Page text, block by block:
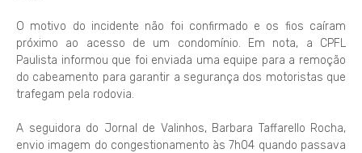
O motivo do incidente não foi confirmado e os fios caíram
próximo ao acesso de um condomínio. Em nota, a CPFL
Paulista informou que foi enviada uma equipe para a remoção
do cabeamento para garantir a segurança dos motoristas que
trafegam pela rodovia.
A seguidora do Jornal de Valinhos, Barbara Taffarello Rocha,
envio imagem do congestionamento às 7h04 quando passava